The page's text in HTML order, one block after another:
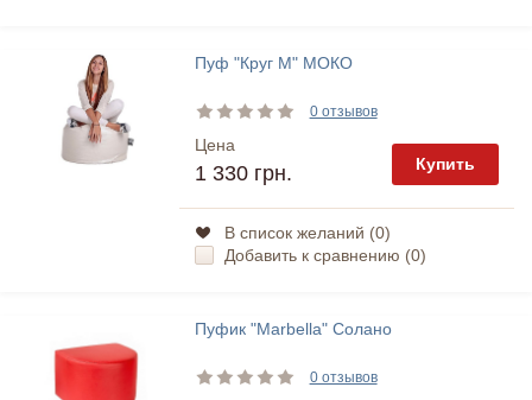
Пуф "Круг М" МОКО
0 отзывов
Цена
1 330 грн. Купить
В список желаний (0)
Добавить к сравнению (0)
Пуфик "Marbella" Солано
0 отзывов